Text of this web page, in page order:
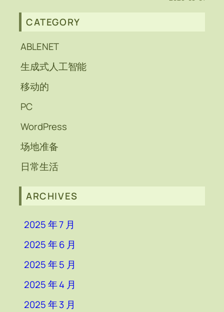
CATEGORY
ABLENET
生成式人工智能
移动的
PC
WordPress
场地准备
日常生活
ARCHIVES
2025 年 7 月
2025 年 6 月
2025 年 5 月
2025 年 4 月
2025 年 3 月